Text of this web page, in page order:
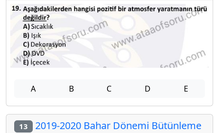
A B C D E
13 2019-2020 Bahar Dönemi Bütünleme